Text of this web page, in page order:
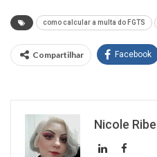
como calcular a multa do FGTS
Compartilhar Facebook
Nicole